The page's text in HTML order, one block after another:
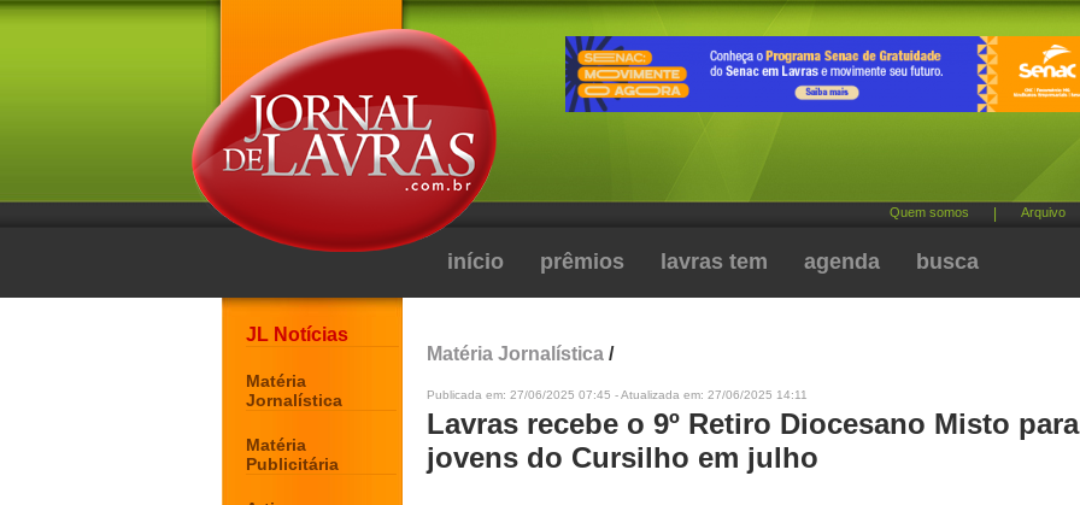
Quem somos Arquivo
início prêmios lavras tem agenda busca
JL Notícias
Matéria
Jornalística
Matéria
Publicitária
Matéria Jornalística /
Publicada em: 27/06/2025 07:45 - Atualizada em: 27/06/2025 14:11
Lavras recebe o 9º Retiro Diocesano Misto para
jovens do Cursilho em julho